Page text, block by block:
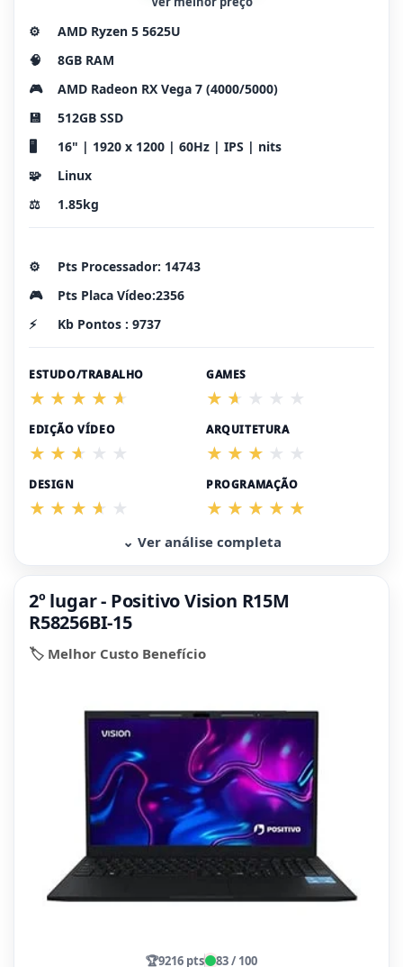
⚙️
AMD Ryzen 5 5625U
🧠
8GB RAM
🎮
AMD Radeon RX Vega 7 (4000/5000)
💾
512GB SSD
🖥️
16" | 1920 x 1200 | 60Hz | IPS | nits
🧩
Linux
⚖️
1.85kg
⚙️
Pts Processador: 14743
🎮
Pts Placa Vídeo:2356
⚡
Kb Pontos : 9737
ESTUDO/TRABALHO GAMES
EDIÇÃO VÍDEO ARQUITETURA
DESIGN PROGRAMAÇÃO
⌄ Ver análise completa
2º lugar - Positivo Vision R15M
R58256BI-15
🏷️ Melhor Custo Benefício
🏆9216 pts 83 / 100